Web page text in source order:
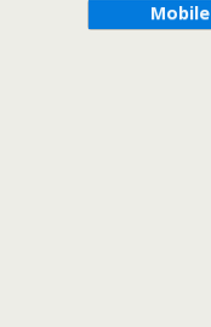
Mobile